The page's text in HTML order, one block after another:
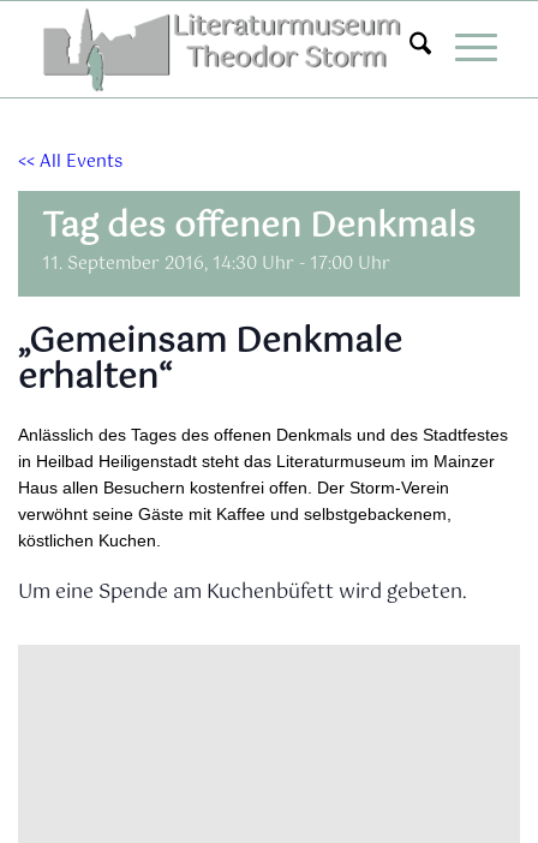
springen
<< All Events
Tag des offenen Denkmals
11. September 2016, 14:30 Uhr - 17:00 Uhr
„Gemeinsam Denkmale
erhalten“
Anlässlich des Tages des offenen Denkmals und des Stadtfestes
in Heilbad Heiligenstadt steht das Literaturmuseum im Mainzer
Haus allen Besuchern kostenfrei offen. Der Storm-Verein
verwöhnt seine Gäste mit Kaffee und selbstgebackenem,
köstlichen Kuchen.
Um eine Spende am Kuchenbüfett wird gebeten.